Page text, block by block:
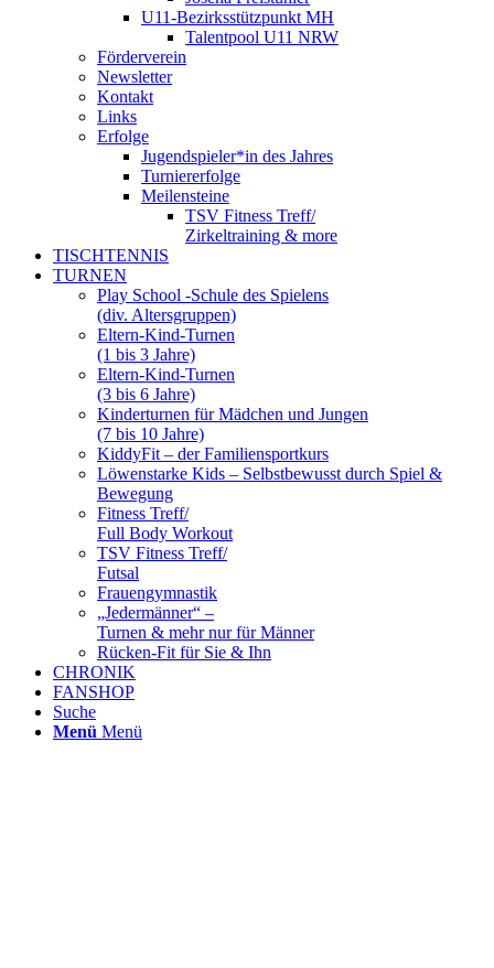
U11-Bezirksstützpunkt MH
Talentpool U11 NRW
Förderverein
Newsletter
Kontakt
Links
Erfolge
Jugendspieler*in des Jahres
Turniererfolge
Meilensteine
TSV Fitness Treff/
Zirkeltraining & more
TISCHTENNIS
TURNEN
Play School -Schule des Spielens
(div. Altersgruppen)
Eltern-Kind-Turnen
(1 bis 3 Jahre)
Eltern-Kind-Turnen
(3 bis 6 Jahre)
Kinderturnen für Mädchen und Jungen
(7 bis 10 Jahre)
KiddyFit – der Familiensportkurs
Löwenstarke Kids – Selbstbewusst durch Spiel &
Bewegung
Fitness Treff/
Full Body Workout
TSV Fitness Treff/
Futsal
Frauengymnastik
„Jedermänner“ –
Turnen & mehr nur für Männer
Rücken-Fit für Sie & Ihn
CHRONIK
FANSHOP
Suche
Menü Menü